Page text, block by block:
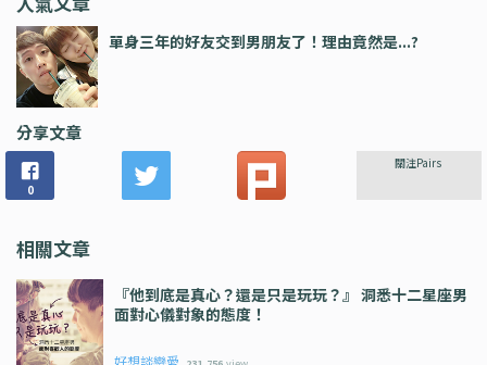
單身三年的好友交到男朋友了！理由竟然是...?
分享文章
0
關注Pairs
相關文章
『他到底是真心？還是只是玩玩？』 洞悉十二星座男
面對心儀對象的態度！
好想談戀愛